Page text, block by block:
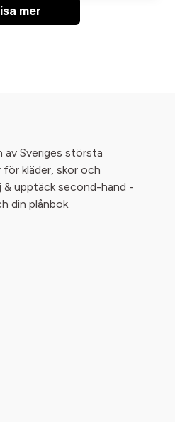
mer
av Sveriges största
kläder, skor och
& upptäck second-hand -
din plånbok.